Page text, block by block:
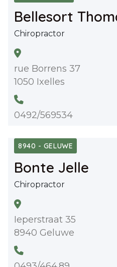
Bellesort
Chiropractor
rue Borrens 37
1050 Ixelles
0492/569534
8940 - GELUWE
Bonte Jelle
Chiropractor
Ieperstraat 35
8940 Geluwe